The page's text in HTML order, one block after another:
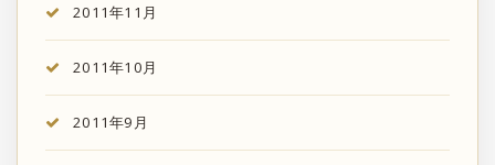
2011年11月
2011年10月
2011年9月